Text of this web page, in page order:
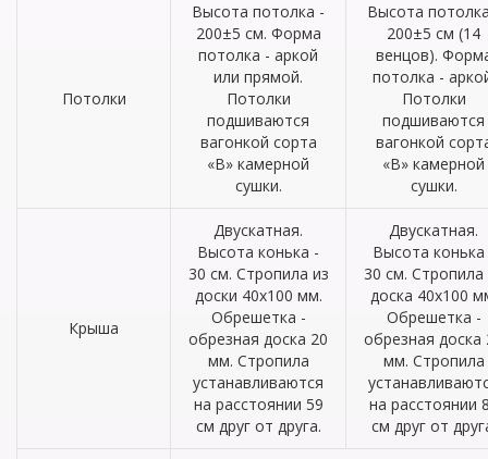
Потолки
Высота потолка -
200±5 см. Форма
потолка - аркой
или прямой.
Потолки
подшиваются
вагонкой сорта
«В» камерной
сушки.
Высота
200±5 см (14
венцов).
потолка -
Потолки
подшиваются
вагонкой
«В» камерной
сушки.
Крыша
Двускатная.
Высота конька -
30 см. Стропила из
доски 40х100 мм.
Обрешетка -
обрезная доска 20
мм. Стропила
устанавливаются
на расстоянии 59
см друг от друга.
Двускатная.
Высота
30 см. Стропила
доска 40х100
Обрешетка -
обрезная доска
мм. Стропила
на расстоянии
см друг от